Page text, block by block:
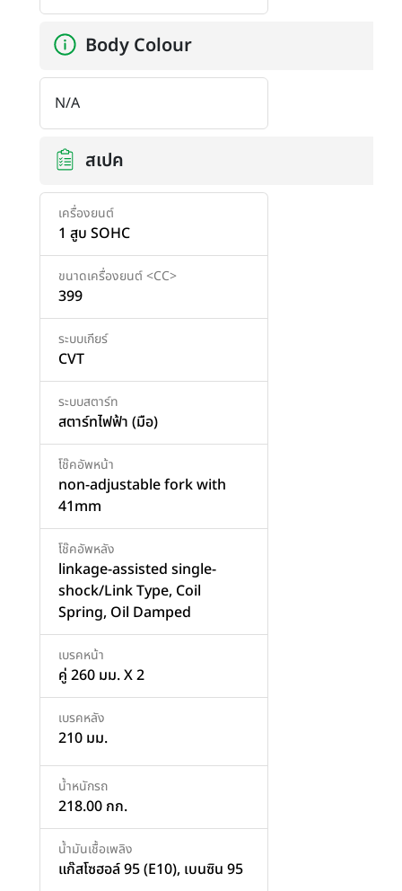
Body Colour
N/A
สเปค
เครื่องยนต์
1 สูบ SOHC
ขนาดเครื่องยนต์ <CC>
399
ระบบเกียร์
CVT
ระบบสตาร์ท
สตาร์ทไฟฟ้า (มือ)
โช๊คอัพหน้า
non-adjustable fork with
41mm
โช๊คอัพหลัง
linkage-assisted single-
shock/Link Type, Coil
Spring, Oil Damped
เบรคหน้า
คู่ 260 มม. X 2
เบรคหลัง
210 มม.
น้ำหนักรถ
218.00 กก.
น้ำมันเชื้อเพลิง
แก๊สโซฮอล์ 95 (E10), เบนซิน 95